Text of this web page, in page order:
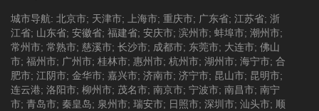
城市导航: 北京市; 天津市; 上海市; 重庆市; 广东省; 江苏省; 浙
江省; 山东省; 安徽省; 福建省; 安庆市; 滨州市; 蚌埠市; 潮州市;
常州市; 常熟市; 慈溪市; 长沙市; 成都市; 东莞市; 大连市; 佛山
市; 福州市; 广州市; 桂林市; 惠州市; 杭州市; 湖州市; 海宁市; 合
肥市; 江阴市; 金华市; 嘉兴市; 济南市; 济宁市; 昆山市; 昆明市;
连云港; 洛阳市; 柳州市; 茂名市; 南京市; 宁波市; 南昌市; 南宁
市; 青岛市; 秦皇岛; 泉州市; 瑞安市; 日照市; 深圳市; 汕头市; 顺